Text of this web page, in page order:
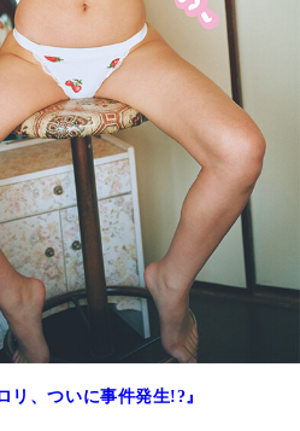
リ、ついに事件発生!?』